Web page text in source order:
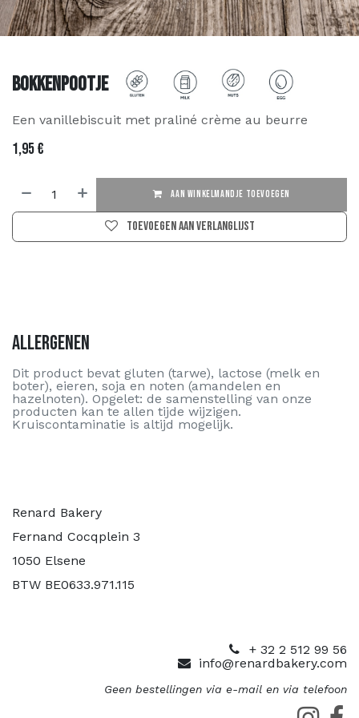
Bokkenpootje
Een vanillebiscuit met praliné crème au beurre
1,95€
AAN WINKELMANDJE TOEVOEGEN
Toevoegen aan verlanglijst
Allergenen
Dit product bevat gluten (tarwe), lactose (melk en
boter), eieren, soja en noten (amandelen en
hazelnoten). Opgelet: de samenstelling van onze
producten kan te allen tijde wijzigen.
Kruiscontaminatie is altijd mogelijk.
Renard Bakery
Fernand Cocqplein 3
1050 Elsene
BTW BE0633.971.115
+ 32 2 512 99 56
info@renardbakery.com
Geen bestellingen via e-mail en via telefoon